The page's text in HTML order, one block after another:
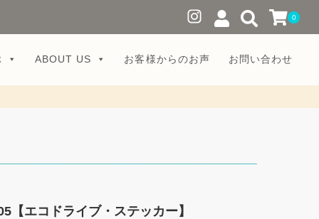
0
ABOUT US お客様からのお声 お問い合わせ
【エコドライブ・ステッカー】